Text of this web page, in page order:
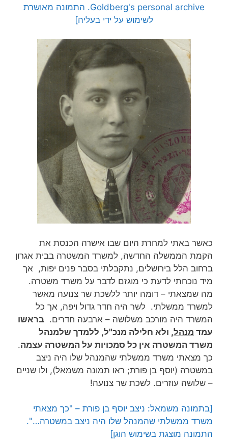
Goldberg's personal archive. התמונה מאושרת
לשימוש על ידי בעליה]
כאשר באתי למחרת היום שבו אישרה הכנסת את
הקמת הממשלה החדשה, למשרד המשטרה בבית אגרון
ברחוב הלל בירושלים, נתקבלתי בסבר פנים יפות, אך
מיד נוכחתי לדעת כי מוגזם לדבר על משרד משטרה.
מה שמצאתי – דומה יותר ללשכת שר צנועה מאשר
למשרד ממשלתי. לשר היה חדר גדול ויפה, אך כל
המשרד היה מורכב משלושה – ארבעה חדרים. בראשו
עמד מנהל, ולא חלילה מנכ"ל, ללמדך שלמנהל
משרד המשטרה אין כל סמכויות על המשטרה עצמה.
כך מצאתי משרד ממשלתי שהמנהל שלו היה ניצב
במשטרה (יוסף בן פורת; ראו תמונה משמאל), ולו שניים
– שלושה עוזרים. לשכת שר צנועה!
[בתמונה משמאל: ניצב יוסף בן פורת – "כך מצאתי
משרד ממשלתי שהמנהל שלו היה ניצב במשטרה…".
התמונה מוצגת בשימוש הוגן]